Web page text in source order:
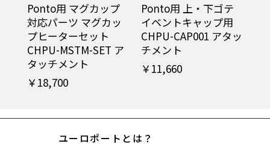
Ponto用 マグカップ
対応パーツ マグカッ
プヒーターセット
CHPU-MSTM-SET ア
タッチメント
￥18,700
Ponto用 上・下ゴテ
イベントキャップ用
CHPU-CAP001 アタッ
チメント
￥11,660
ユーロポートとは？